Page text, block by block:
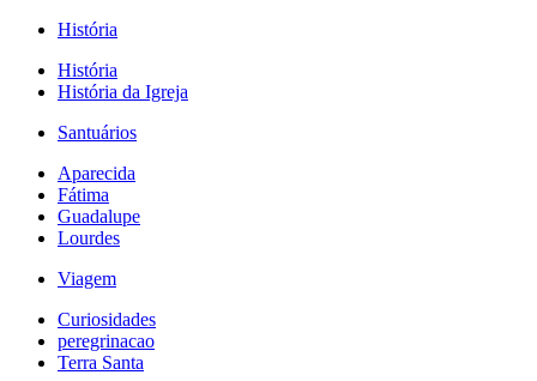
História
História
História da Igreja
Santuários
Aparecida
Fátima
Guadalupe
Lourdes
Viagem
Curiosidades
peregrinacao
Terra Santa